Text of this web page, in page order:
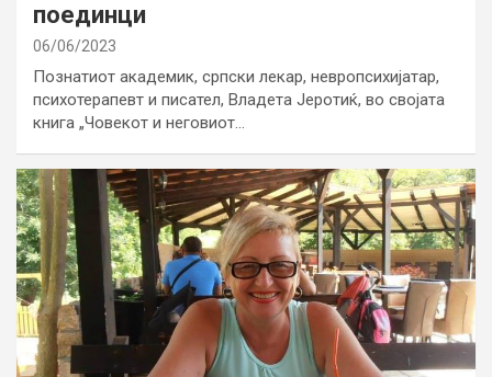
поединци
06/06/2023
Познатиот академик, српски лекар, невропсихијатар,
психотерапевт и писател, Владета Јеротиќ, во својата
книга „Човекот и неговиот…